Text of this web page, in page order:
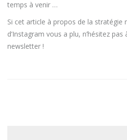
temps à venir …
Si cet article à propos de la stratégie
d’Instagram vous a plu, n’hésitez
newsletter !